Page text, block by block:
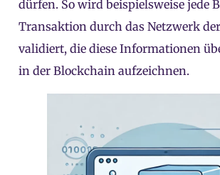
dürfen. So wird beispielsweise jede
Transaktion durch das Netzwerk
validiert, die diese Informationen
in der Blockchain aufzeichnen.